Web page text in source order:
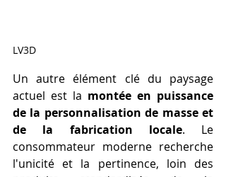
LV3D
Un autre élément clé du paysage
actuel est la montée en puissance
de la personnalisation de masse et
de la fabrication locale. Le
consommateur moderne recherche
l'unicité et la pertinence, loin des